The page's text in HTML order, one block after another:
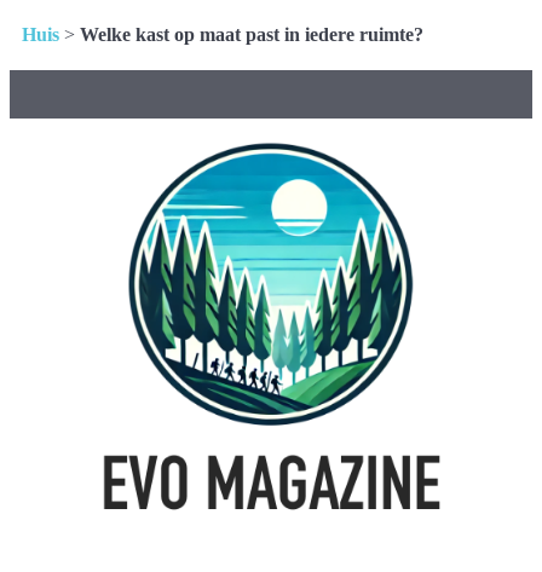
Huis > Welke kast op maat past in iedere ruimte?